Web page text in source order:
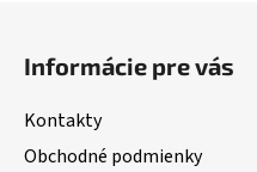
Informácie pre vás
Kontakty
Obchodné podmienky